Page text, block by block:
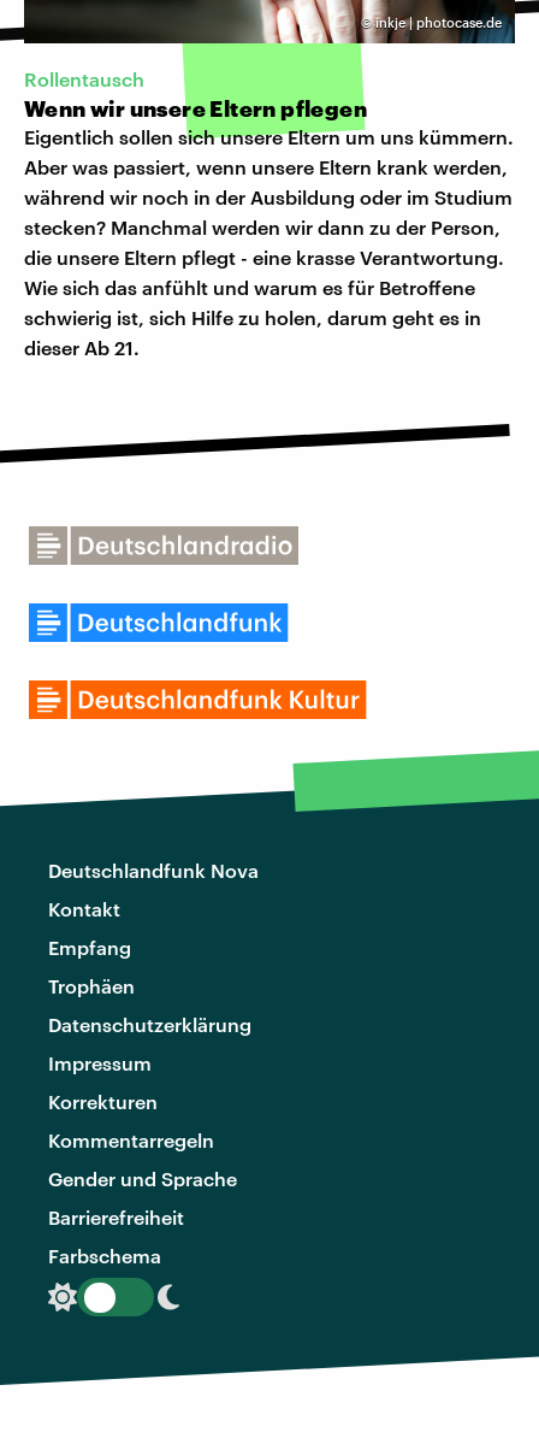
©inkje | photocase.de
Rollentausch
Wenn wir unsere Eltern pflegen
Eigentlich sollen sich unsere Eltern um uns kümmern.
Aber was passiert, wenn unsere Eltern krank werden,
während wir noch in der Ausbildung oder im Studium
stecken? Manchmal werden wir dann zu der Person,
die unsere Eltern pflegt - eine krasse Verantwortung.
Wie sich das anfühlt und warum es für Betroffene
schwierig ist, sich Hilfe zu holen, darum geht es in
dieser Ab 21.
Deutschlandfunk Nova
Kontakt
Empfang
Trophäen
Datenschutzerklärung
Impressum
Korrekturen
Kommentarregeln
Gender und Sprache
Barrierefreiheit
Farbschema